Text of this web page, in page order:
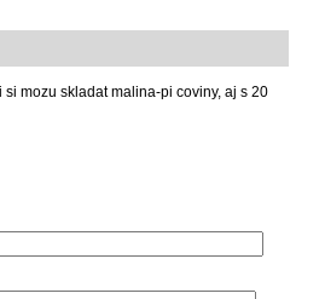
mozu skladat malina-pi coviny, aj s 20